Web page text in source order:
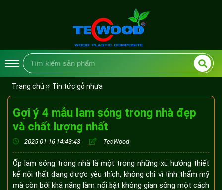
Trang chủ ›› Tin tức gỗ nhựa
Gợi ý 4 mẫu lam sóng trong nhà đẹp
và chất lượng nhất
2025-01-16 14:43:43 TecWood
Ốp lam sóng trong nhà là một trong những xu hướng thiết
kế nội thất đang được yêu thích, không chỉ vì tính thẩm mỹ
mà còn bởi khả năng làm nổi bật không gian sống một cách